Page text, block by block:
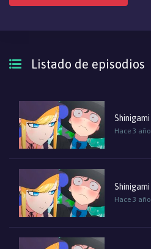
Listado de episodios
Hace 3
Hace 3